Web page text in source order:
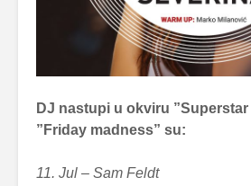
DJ nastupi u okviru
”Friday madness” su:
11. Jul – Sam Feldt